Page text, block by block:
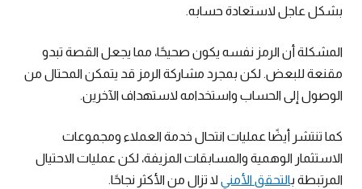
بشكل عاجل لاستعادة حسابه.
المشكلة أن الرمز نفسه يكون صحيحًا، مما يجعل القصة تبدو
مقنعة للبعض. لكن بمجرد مشاركة الرمز قد يتمكن المحتال من
الوصول إلى الحساب واستخدامه لاستهداف الآخرين.
كما تنتشر أيضًا عمليات انتحال خدمة العملاء ومجموعات
الاستثمار الوهمية والمسابقات المزيفة، لكن عمليات الاحتيال
المرتبطة بالتحقق الأمني لا تزال من الأكثر نجاحًا.